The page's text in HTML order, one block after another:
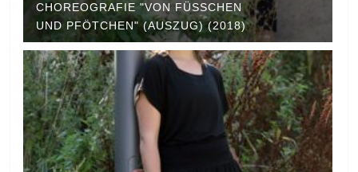
CHOREOGRAFIE "VON FÜSSCHEN U
ND PFÖTCHEN" (AUSZUG) (2018)